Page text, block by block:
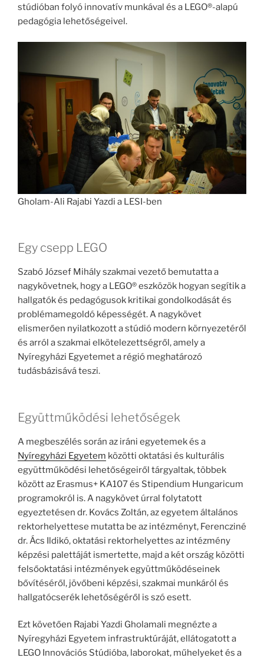
stúdióban folyó innovatív munkával és a LEGO®-alapú
pedagógia lehetőségeivel.
Gholam-Ali Rajabi Yazdi a LESI-ben
Egy csepp LEGO
Szabó József Mihály szakmai vezető bemutatta a
nagykövetnek, hogy a LEGO® eszközök hogyan segítik a
hallgatók és pedagógusok kritikai gondolkodását és
problémamegoldó képességét. A nagykövet
elismerően nyilatkozott a stúdió modern környezetéről
és arról a szakmai elkötelezettségről, amely a
Nyíregyházi Egyetemet a régió meghatározó
tudásbázisává teszi.
Együttműködési lehetőségek
A megbeszélés során az iráni egyetemek és a
Nyíregyházi Egyetem közötti oktatási és kulturális
együttműködési lehetőségeiről tárgyaltak, többek
között az Erasmus+ KA107 és Stipendium Hungaricum
programokról is. A nagykövet úrral folytatott
egyeztetésen dr. Kovács Zoltán, az egyetem általános
rektorhelyettese mutatta be az intézményt, Ferencziné
dr. Ács Ildikó, oktatási rektorhelyettes az intézmény
képzési palettáját ismertette, majd a két ország közötti
felsőoktatási intézmények együttműködéseinek
bővítéséről, jövőbeni képzési, szakmai munkáról és
hallgatócserék lehetőségéről is szó esett.
Ezt követően Rajabi Yazdi Gholamali megnézte a
Nyíregyházi Egyetem infrastruktúráját, ellátogatott a
LEGO Innovációs Stúdióba, laborokat, műhelyeket és a